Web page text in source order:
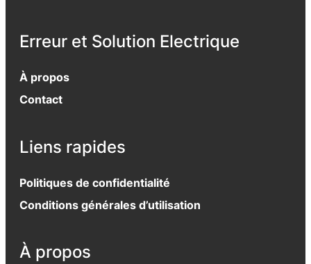
Erreur et Solution Electrique
À propos
Contact
Liens rapides
Politiques de confidentialité
Conditions générales d’utilisation
À propos